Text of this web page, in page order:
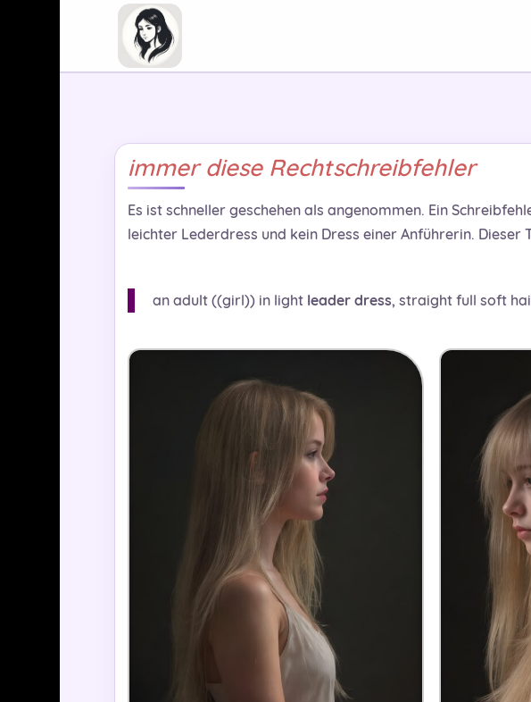
immer diese Rechtschreibfehler
Es ist schneller geschehen als angenommen. Ein
leichter Lederdress und kein Dress einer Anführerin. Dieser
an adult ((girl)) in light leader dress, straight full soft